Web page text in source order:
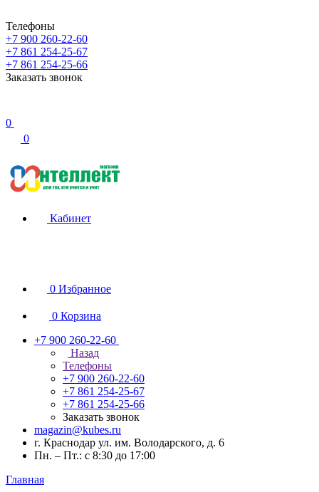
Телефоны
+7 900 260-22-60
+7 861 254-25-67
+7 861 254-25-66
Заказать звонок
0
0
Кабинет
0 Избранное
0 Корзина
+7 900 260-22-60
Назад
Телефоны
+7 900 260-22-60
+7 861 254-25-67
+7 861 254-25-66
Заказать звонок
magazin@kubes.ru
г. Краснодар ул. им. Володарского, д. 6
Пн. – Пт.: с 8:30 до 17:00
Главная